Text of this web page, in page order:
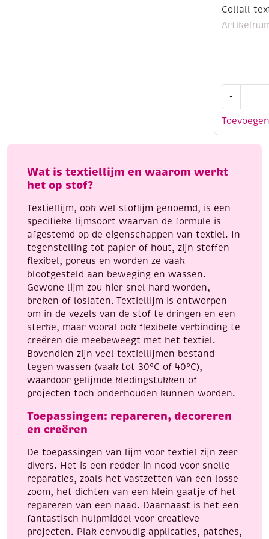
Collall
Toevoegen
-
100
aantal
Wat is textiellijm en waarom werkt
het op stof?
Textiellijm, ook wel stoflijm genoemd, is een
specifieke lijmsoort waarvan de formule is
afgestemd op de eigenschappen van textiel. In
tegenstelling tot papier of hout, zijn stoffen
flexibel, poreus en worden ze vaak
blootgesteld aan beweging en wassen.
Gewone lijm zou hier snel hard worden,
breken of loslaten. Textiellijm is ontworpen
om in de vezels van de stof te dringen en een
sterke, maar vooral ook flexibele verbinding te
creëren die meebeweegt met het textiel.
Bovendien zijn veel textiellijmen bestand
tegen wassen (vaak tot 30°C of 40°C),
waardoor gelijmde kledingstukken of
projecten toch onderhouden kunnen worden.
Toepassingen: repareren, decoreren
en creëren
De toepassingen van lijm voor textiel zijn zeer
divers. Het is een redder in nood voor snelle
reparaties, zoals het vastzetten van een losse
zoom, het dichten van een klein gaatje of het
repareren van een naad. Daarnaast is het een
fantastisch hulpmiddel voor creatieve
projecten. Plak eenvoudig applicaties, patches,